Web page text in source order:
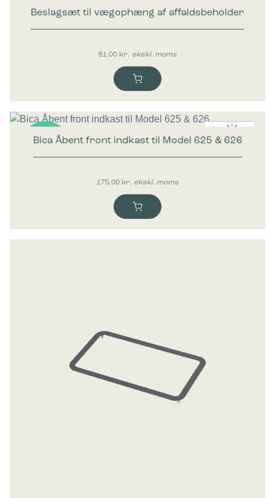
Beslagsæt til vægophæng af affaldsbeholder
81,00 kr. ekskl. moms
Bica Åbent front indkast til Model 625 & 626
175,00 kr. ekskl. moms